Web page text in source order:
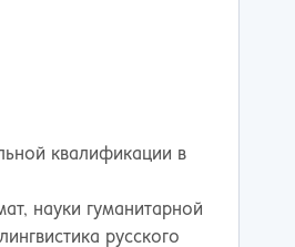
квалификации в
науки гуманитарной
русского